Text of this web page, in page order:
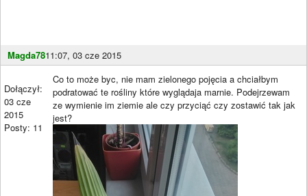
Magda7811:07, 03 cze 2015
Dołączył:
03 cze
2015
Posty: 11
Co to może byc, nie mam zielonego pojęcia a chciałbym
podratować te rośliny które wyglądaja marnie. Podejrzewam
ze wymienie im ziemie ale czy przyciąć czy zostawić tak jak
jest?